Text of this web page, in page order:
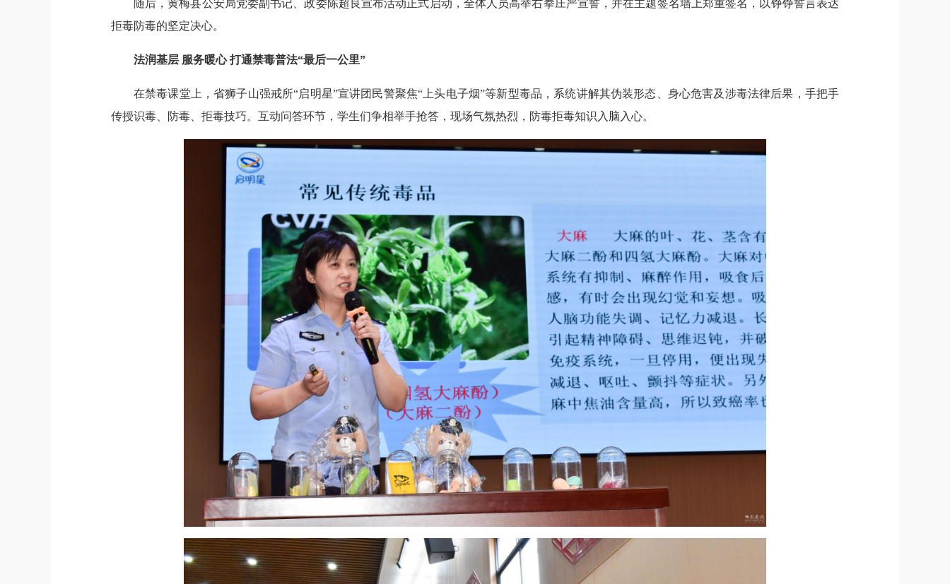
随后，黄梅县公安局党委副书记、政委陈超良宣布活动正式启动，全体人员高举右拳庄严宣誓，并在主题签名墙上郑重签名，以铮铮誓言表达
拒毒防毒的坚定决心。
法润基层 服务暖心 打通禁毒普法“最后一公里”
在禁毒课堂上，省狮子山强戒所“启明星”宣讲团民警聚焦“上头电子烟”等新型毒品，系统讲解其伪装形态、身心危害及涉毒法律后果，手把手
传授识毒、防毒、拒毒技巧。互动问答环节，学生们争相举手抢答，现场气氛热烈，防毒拒毒知识入脑入心。